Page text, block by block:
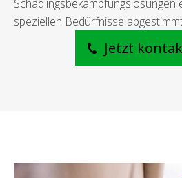
Schädlingsbekämpfungslösungen
speziellen Bedürfnisse
Jetzt